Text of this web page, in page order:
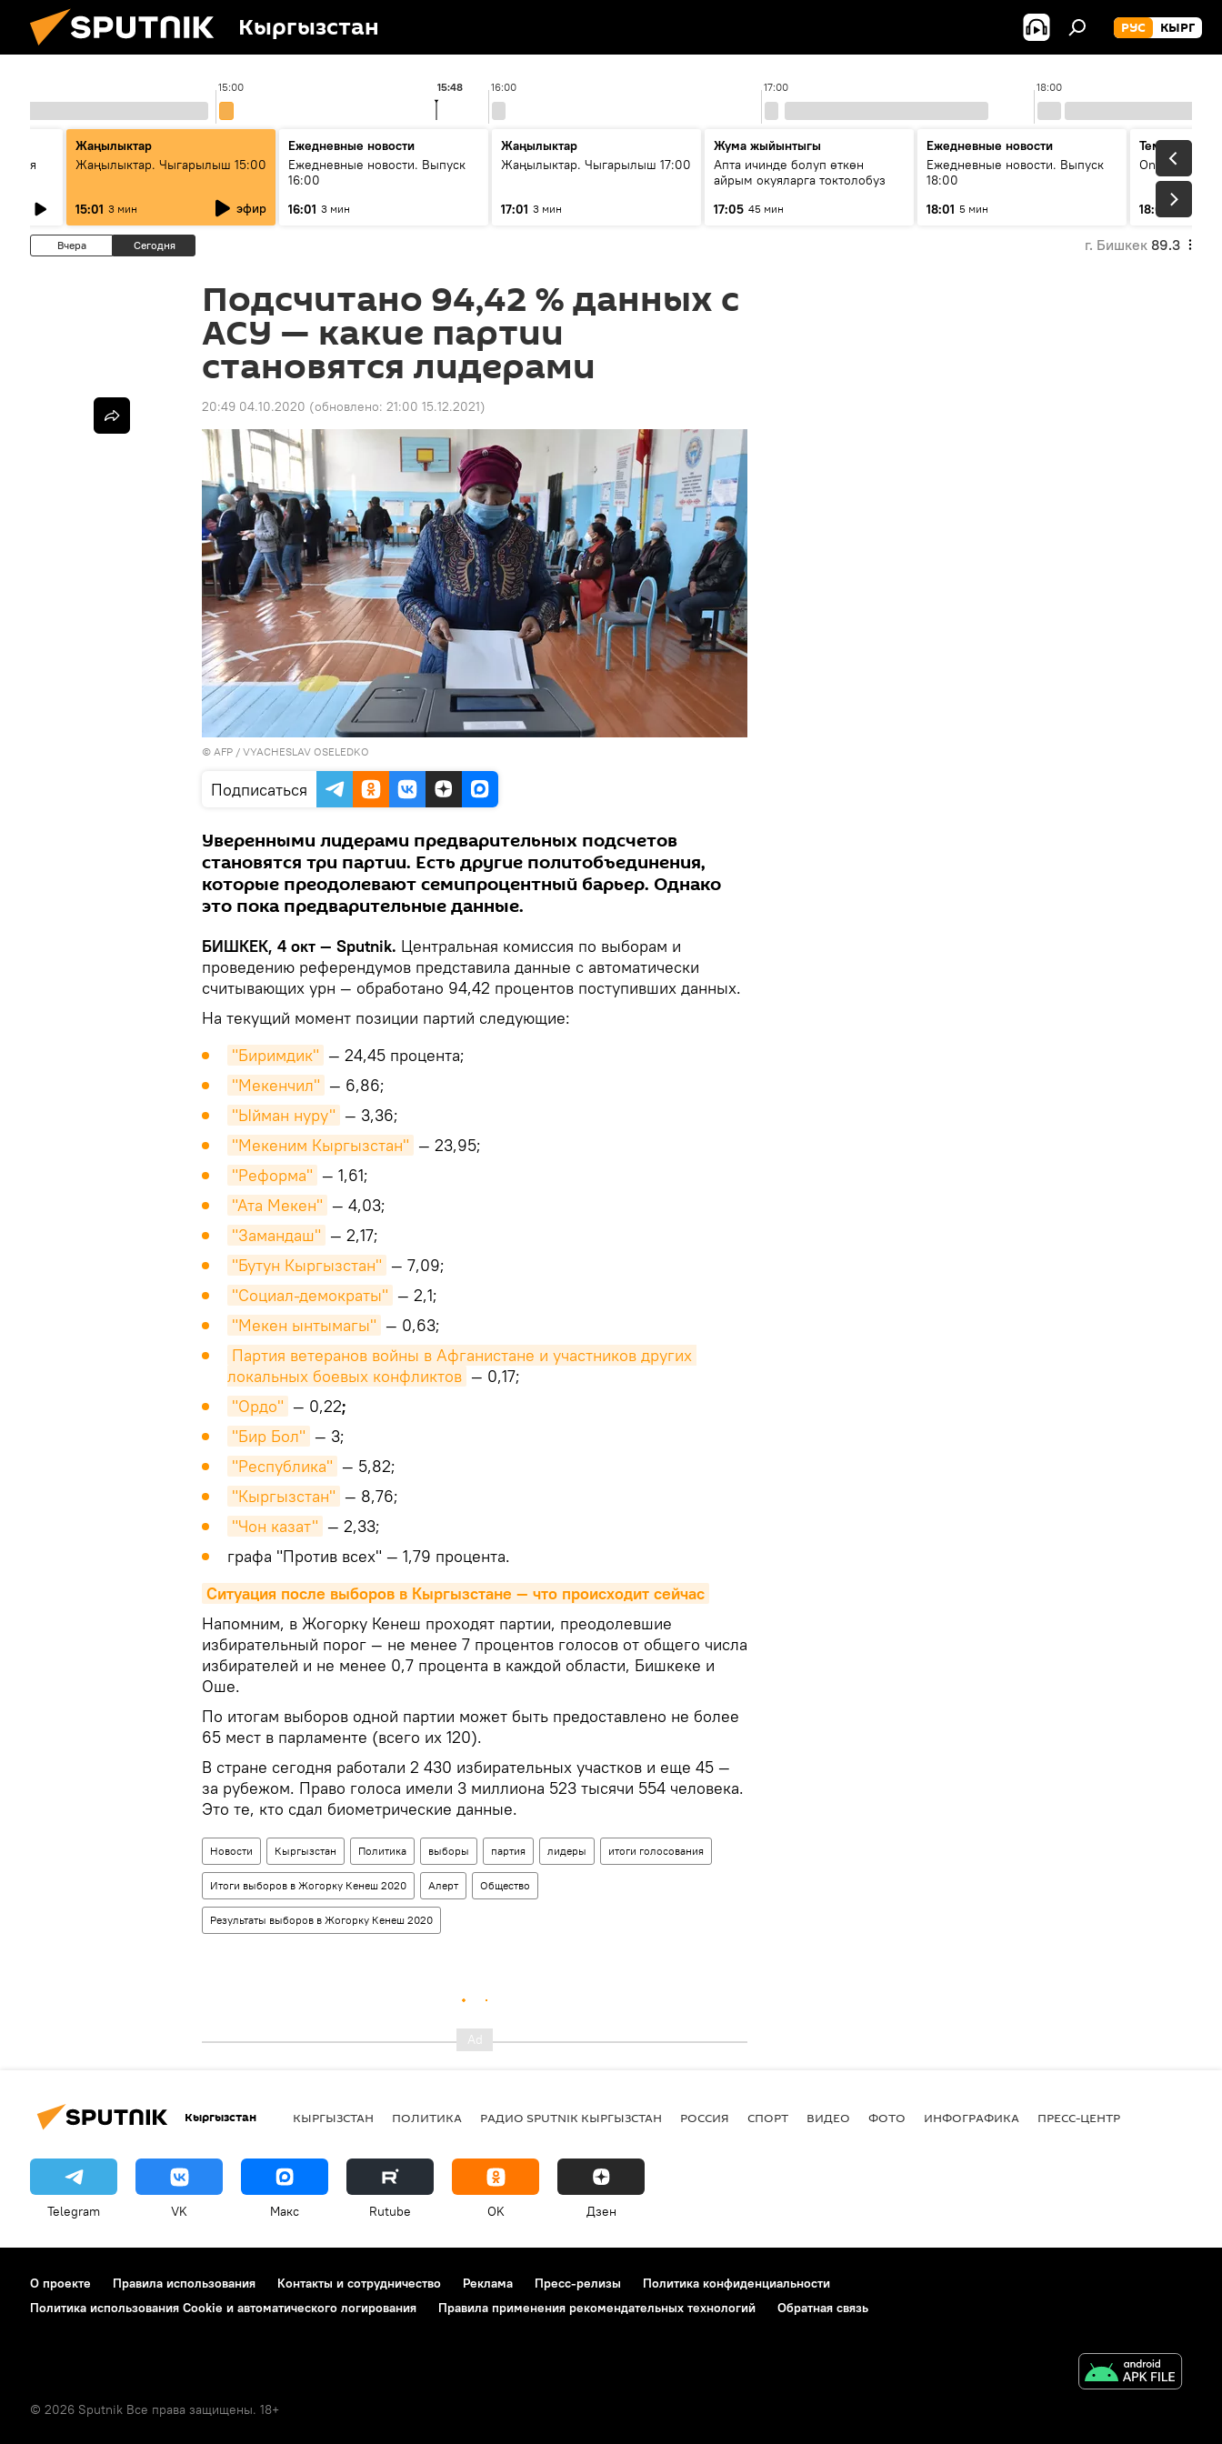
Кыргызстан РУС КЫРГ
15:00 16:00 17:00 18:00
15:48
Жаңылыктар
Жаңылыктар. Чыгарылыш 15:00
15:01 3 мин эфир
Ежедневные новости
Ежедневные новости. Выпуск
16:00
16:01 3 мин
Жаңылыктар
Жаңылыктар. Чыгарылыш 17:00
17:01 3 мин
Жума жыйынтыгы
Апта ичинде болуп өткөн
айрым окуяларга токтолобуз
17:05 45 мин
Ежедневные новости
Ежедневные новости. Выпуск
18:00
18:01 5 мин
Тема дня
On air
18:07
Вчера Сегодня г. Бишкек 89.3
Подсчитано 94,42 % данных с
АСУ — какие партии
становятся лидерами
20:49 04.10.2020 (обновлено: 21:00 15.12.2021)
© AFP / VYACHESLAV OSELEDKO
Подписаться
Уверенными лидерами предварительных подсчетов
становятся три партии. Есть другие политобъединения,
которые преодолевают семипроцентный барьер. Однако
это пока предварительные данные.
БИШКЕК, 4 окт — Sputnik. Центральная комиссия по выборам и
проведению референдумов представила данные с автоматически
считывающих урн — обработано 94,42 процентов поступивших данных.
На текущий момент позиции партий следующие:
"Биримдик" — 24,45 процента;
"Мекенчил" — 6,86;
"Ыйман нуру" — 3,36;
"Мекеним Кыргызстан" — 23,95;
"Реформа" — 1,61;
"Ата Мекен" — 4,03;
"Замандаш" — 2,17;
"Бутун Кыргызстан" — 7,09;
"Социал-демократы" — 2,1;
"Мекен ынтымагы" — 0,63;
Партия ветеранов войны в Афганистане и участников других
локальных боевых конфликтов — 0,17;
"Ордо" — 0,22;
"Бир Бол" — 3;
"Республика" — 5,82;
"Кыргызстан" — 8,76;
"Чон казат" — 2,33;
графа "Против всех" — 1,79 процента.
Ситуация после выборов в Кыргызстане — что происходит сейчас
Напомним, в Жогорку Кенеш проходят партии, преодолевшие
избирательный порог — не менее 7 процентов голосов от общего числа
избирателей и не менее 0,7 процента в каждой области, Бишкеке и
Оше.
По итогам выборов одной партии может быть предоставлено не более
65 мест в парламенте (всего их 120).
В стране сегодня работали 2 430 избирательных участков и еще 45 —
за рубежом. Право голоса имели 3 миллиона 523 тысячи 554 человека.
Это те, кто сдал биометрические данные.
Новости Кыргызстан Политика выборы партия лидеры итоги голосования
Итоги выборов в Жогорку Кенеш 2020 Aлерт Общество
Результаты выборов в Жогорку Кенеш 2020
Кыргызстан КЫРГЫЗСТАН ПОЛИТИКА РАДИО SPUTNIK КЫРГЫЗСТАН РОССИЯ СПОРТ ВИДЕО ФОТО ИНФОГРАФИКА ПРЕСС-ЦЕНТР
Telegram VK Макс Rutube OK Дзен
О проекте Правила использования Контакты и сотрудничество Реклама Пресс-релизы
Политика конфиденциальности
Политика использования Cookie и автоматического логирования
Правила применения рекомендательных технологий Обратная связь
© 2026 Sputnik Все права защищены. 18+